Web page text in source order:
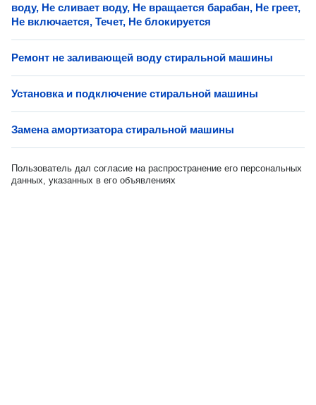
воду, Не сливает воду, Не вращается барабан, Не греет,
Не включается, Течет, Не блокируется
Ремонт не заливающей воду стиральной машины
Установка и подключение стиральной машины
Замена амортизатора стиральной машины
Пользователь дал согласие на распространение его персональных
данных, указанных в его объявлениях